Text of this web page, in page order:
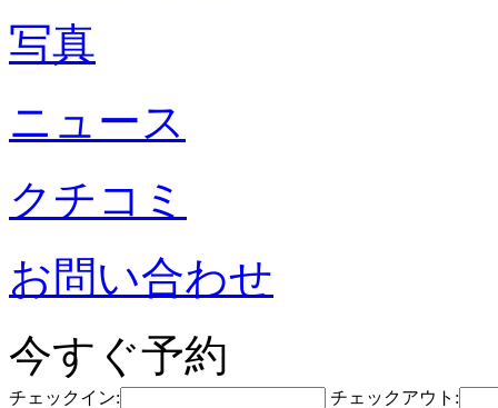
写真
ニュース
クチコミ
お問い合わせ
今すぐ予約
チェックイン: チェックアウト: